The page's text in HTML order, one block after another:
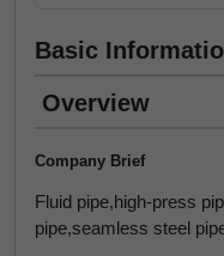
Basic
Overview
Company Brief
Fluid pipe,high-press
pipe,seamless steel